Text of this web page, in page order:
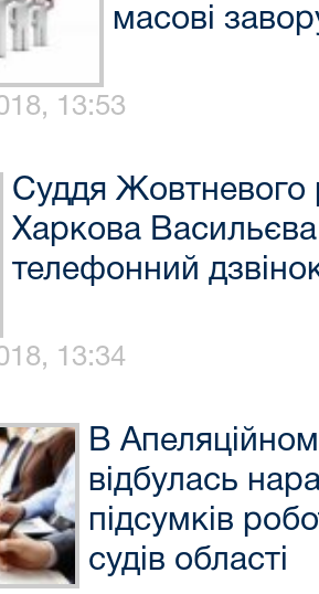
масові
13:53
Суддя Жовтневого
Харкова
телефонний
13:34
В
відбулась
підсумків
судів області